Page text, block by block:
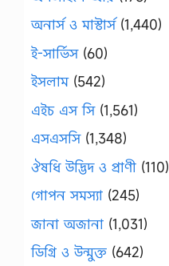
অনার্স ও মাস্টার্স(1,440)
ই-সার্ভিস(60)
ইসলাম(542)
এইচ এস সি(1,561)
এসএসসি(1,348)
ঔষধি উদ্ভিদ ও প্রাণী (110)
গোপন সমস্যা (245)
জানা অজানা (1,031)
ডিগ্রি ও উন্মুক্ত (642)